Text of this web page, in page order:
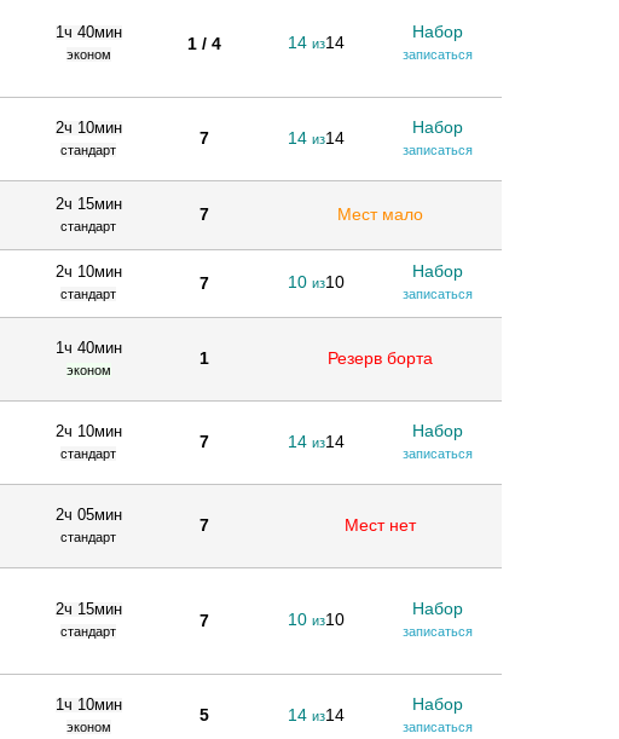
1ч 40мин
эконом
1 / 4 14 из14
Набор
записаться
2ч 10мин
стандарт
7 14 из14
Набор
записаться
2ч 15мин
стандарт
7 Мест мало
2ч 10мин
стандарт
7 10 из10
Набор
записаться
1ч 40мин
эконом
1 Резерв борта
2ч 10мин
стандарт
7 14 из14
Набор
записаться
2ч 05мин
стандарт
7 Мест нет
2ч 15мин
стандарт
7 10 из10
Набор
записаться
1ч 10мин
эконом
5 14 из14
Набор
записаться